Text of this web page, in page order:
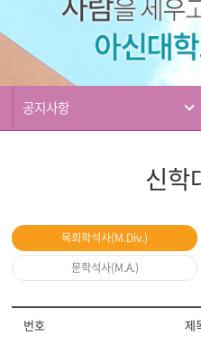
티
공지사항
신학
목회학석사(M.Div.)
문학석사(M.A.)
번호 제